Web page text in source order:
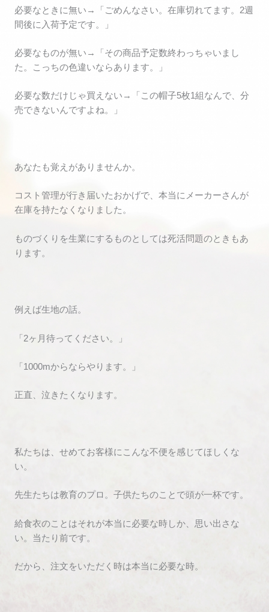
必要なときに無い→「ごめんなさい。在庫切れてます。2週
間後に入荷予定です。」
必要なものが無い→「その商品予定数終わっちゃいまし
た。こっちの色違いならあります。」
必要な数だけじゃ買えない→「この帽子5枚1組なんで、分
売できないんですよね。」
あなたも覚えがありませんか。
コスト管理が行き届いたおかげで、本当にメーカーさんが
在庫を持たなくなりました。
ものづくりを生業にするものとしては死活問題のときもあ
ります。
例えば生地の話。
「2ヶ月待ってください。」
「1000mからならやります。」
正直、泣きたくなります。
私たちは、せめてお客様にこんな不便を感じてほしくな
い。
先生たちは教育のプロ。子供たちのことで頭が一杯です。
給食衣のことはそれが本当に必要な時しか、思い出さな
い。当たり前です。
だから、注文をいただく時は本当に必要な時。